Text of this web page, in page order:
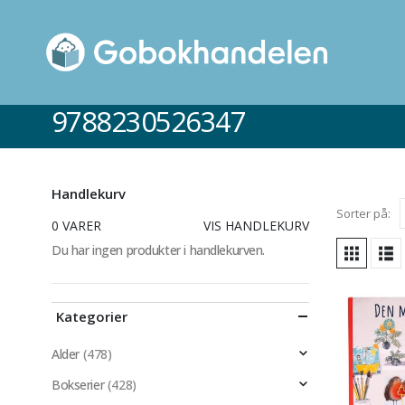
9788230526347
Sorter på:
Handlekurv
0 VARER
VIS HANDLEKURV
Du har ingen produkter i handlekurven.
Kategorier
Alder (478)
Bokserier(428)